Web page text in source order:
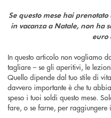
Se questo mese hai
in vacanza a Natale, non ha
euro
In questo articolo non vogliamo
tagliare – se gli aperitivi, le
Quello dipende dal tuo stile di
davvero importante è che tu
speso i tuoi soldi questo mese.
fare, o se farne, per